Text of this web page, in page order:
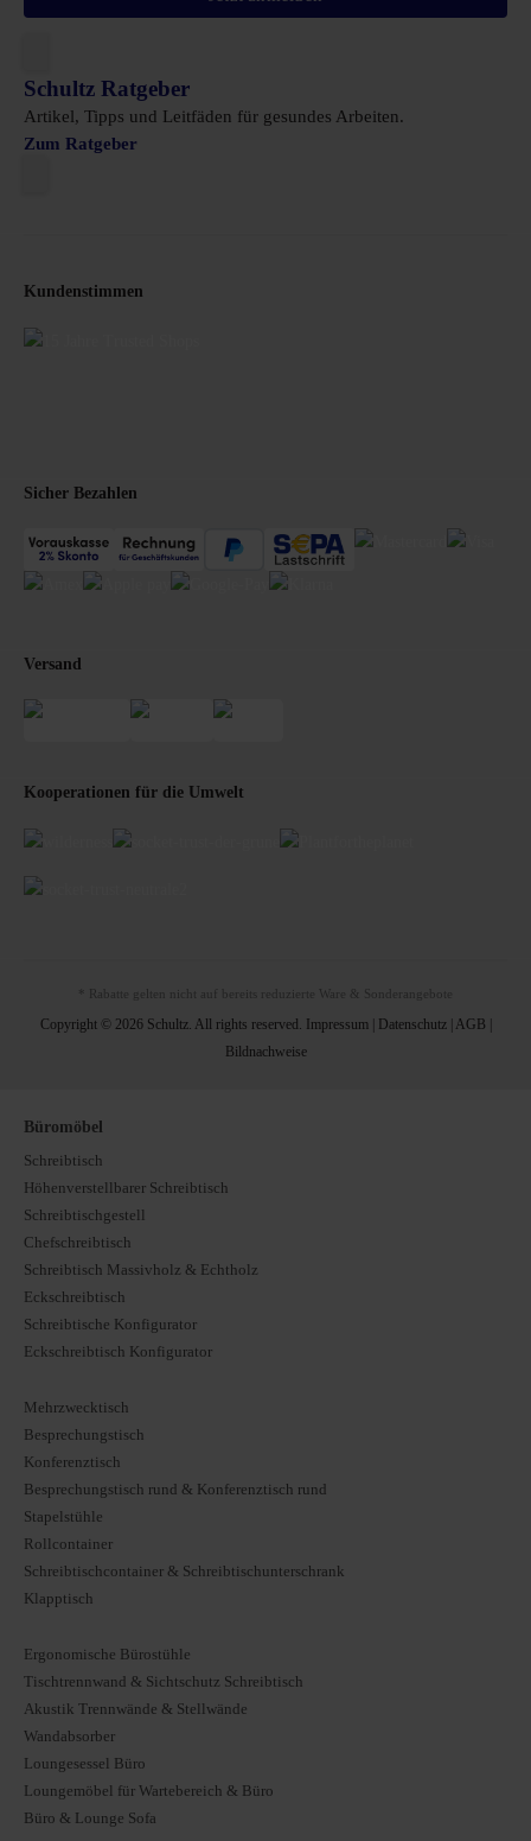
Schultz Ratgeber
Artikel, Tipps und Leitfäden für gesundes Arbeiten.
Zum Ratgeber
Kundenstimmen
Sicher Bezahlen
Versand
Kooperationen für die Umwelt
* Rabatte gelten nicht auf bereits reduzierte Ware & Sonderangebote
Copyright © 2026 Schultz. All rights reserved. Impressum| Datenschutz| AGB
Bildnachweise
Büromöbel
Schreibtisch
Höhenverstellbarer Schreibtisch
Schreibtischgestell
Chefschreibtisch
Schreibtisch Massivholz & Echtholz
Eckschreibtisch
Schreibtische Konfigurator
Eckschreibtisch Konfigurator
Mehrzwecktisch
Besprechungstisch
Konferenztisch
Besprechungstisch rund & Konferenztisch rund
Stapelstühle
Rollcontainer
Schreibtischcontainer & Schreibtischunterschrank
Klapptisch
Ergonomische Bürostühle
Tischtrennwand & Sichtschutz Schreibtisch
Akustik Trennwände & Stellwände
Wandabsorber
Loungesessel Büro
Loungemöbel für Wartebereich & Büro
Büro & Lounge Sofa